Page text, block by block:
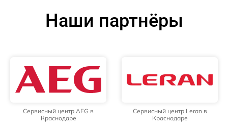
Наши партнёры
Сервисный центр AEG в
Краснодаре
Сервисный центр Leran в
Краснодаре